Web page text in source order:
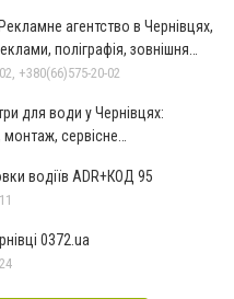
агентство в Чернівцях,
поліграфія, зовнішня
+380(66)575-20-02
для води у Чернівцях:
монтаж, сервісне
водіїв ADR+КОД 95
0372.ua